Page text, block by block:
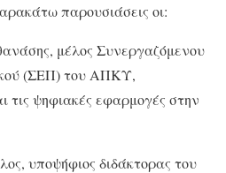
παρουσιάσεις οι:
μέλος Συνεργαζόμενου
(ΣΕΠ) του ΑΠΚΥ,
τις ψηφιακές εφαρμογές στην
υποψήφιος διδάκτορας του